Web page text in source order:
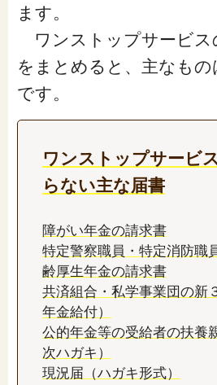
ます。
ワンストップサービス
をまとめると、主なもの
です。
ワンストップサービ
らない主な届書
障がい年金の請求書
特定警察職員・特定消防職
齢厚生年金の請求書
共済組合・私学事業団の新
年金給付）
公的年金等の受給者の扶養
次ハガキ）
現況届（ハガキ形式）